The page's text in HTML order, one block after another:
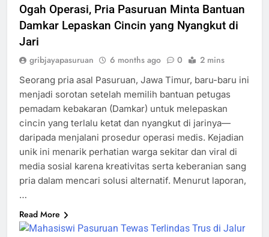
Ogah Operasi, Pria Pasuruan Minta Bantuan
Damkar Lepaskan Cincin yang Nyangkut di
Jari
gribjayapasuruan 6 months ago 0 2 mins
Seorang pria asal Pasuruan, Jawa Timur, baru-baru ini
menjadi sorotan setelah memilih bantuan petugas
pemadam kebakaran (Damkar) untuk melepaskan
cincin yang terlalu ketat dan nyangkut di jarinya—
daripada menjalani prosedur operasi medis. Kejadian
unik ini menarik perhatian warga sekitar dan viral di
media sosial karena kreativitas serta keberanian sang
pria dalam mencari solusi alternatif. Menurut laporan,
…
Read More